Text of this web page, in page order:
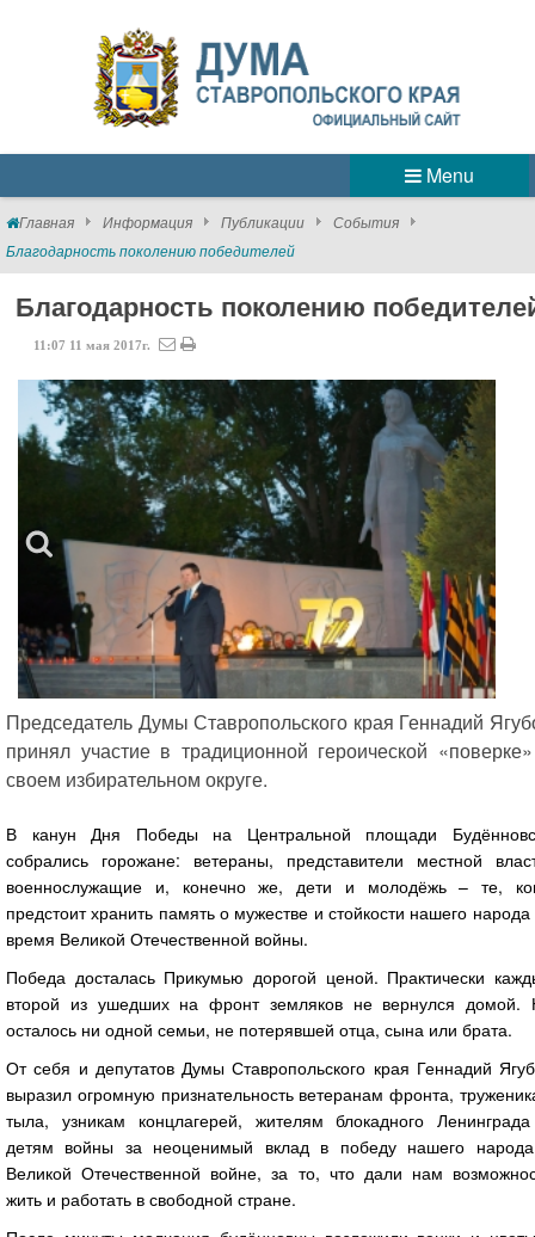
Menu
Главная Информация Публикации
События
Благодарность поколению победителей
Благодарность поколению
11:07 11 мая 2017г.
Председатель Думы Ставропольского края Геннадий
принял участие в традиционной героической
своем избирательном округе.
В канун Дня Победы на Центральной площади
собрались горожане: ветераны, представители местной
военнослужащие и, конечно же, дети и молодёжь – те,
предстоит хранить память о мужестве и стойкости нашего народа
время Великой Отечественной войны.
Победа досталась Прикумью дорогой ценой. Практически
второй из ушедших на фронт земляков не вернулся домой.
осталось ни одной семьи, не потерявшей отца, сына или брата.
От себя и депутатов Думы Ставропольского края Геннадий
выразил огромную признательность ветеранам фронта,
тыла, узникам концлагерей, жителям блокадного
детям войны за неоценимый вклад в победу нашего
Великой Отечественной войне, за то, что дали нам
жить и работать в свободной стране.